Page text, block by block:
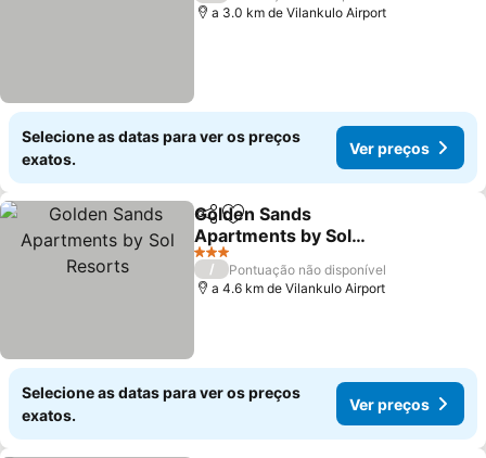
a 3.0 km de Vilankulo Airport
Selecione as datas para ver os preços
exatos.
Ver preços
PartilharAdicionar aos favoritos
Golden Sands
Apartments by Sol
Resorts
3 Estrelas
/
Pontuação não disponível
a 4.6 km de Vilankulo Airport
Selecione as datas para ver os preços
exatos.
Ver preços